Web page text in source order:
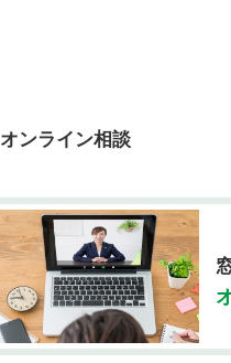
オンライン相談